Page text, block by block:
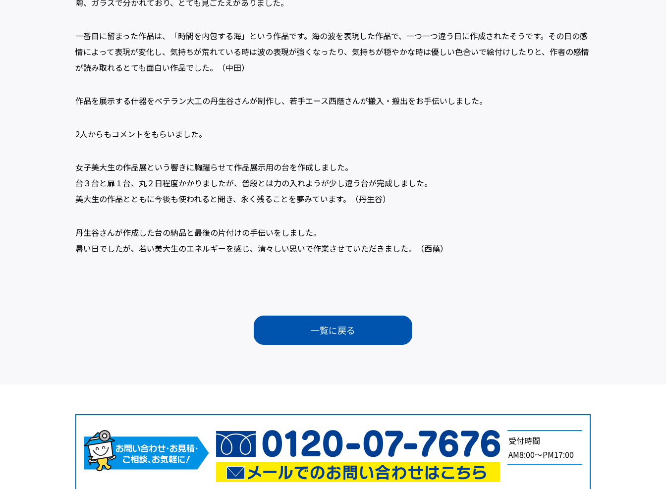
一番目に留まった作品は、「時間を内包する海」という作品です。海の波を表現した作品で、一つ一つ違う日に作成されたそうです。その日の感
情によって表現が変化し、気持ちが荒れている時は波の表現が強くなったり、気持ちが穏やかな時は優しい色合いで絵付けしたりと、作者の感情
が読み取れるとても面白い作品でした。（中田）
作品を展示する什器をベテラン大工の丹生谷さんが制作し、若手エース西蔭さんが搬入・搬出をお手伝いしました。
2人からもコメントをもらいました。
女子美大生の作品展という響きに胸躍らせて作品展示用の台を作成しました。
台３台と扉１台、丸２日程度かかりましたが、普段とは力の入れようが少し違う台が完成しました。
美大生の作品とともに今後も使われると聞き、永く残ることを夢みています。（丹生谷）
丹生谷さんが作成した台の納品と最後の片付けの手伝いをしました。
暑い日でしたが、若い美大生のエネルギーを感じ、清々しい思いで作業させていただきました。（西蔭）
一覧に戻る
受付時間
AM8:00～PM17:00